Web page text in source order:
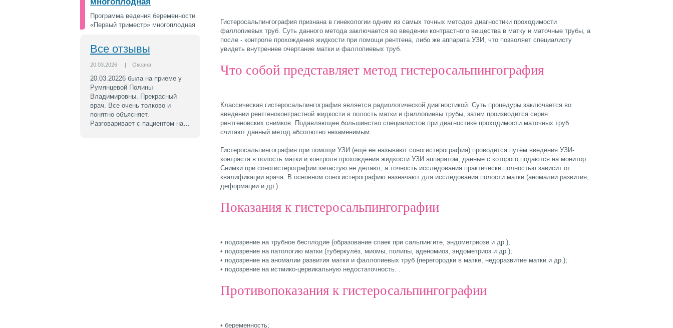
Программа ведения беременности
«Первый триместр» многоплодная
Все отзывы
20.03.2026 | Оксана
20.03.20226 была на приеме у
Румянцевой Полины
Владимировны. Прекрасный
врач. Все очень толково и
понятно объясняет.
Разговаривает с пациентом на…
Гистеросальпингография признана в гинекологии одним из самых точных методов диагностики проходимости
фаллопиевых труб. Суть данного метода заключается во введении контрастного вещества в матку и маточные трубы, а
после - контроле прохождения жидкости при помощи рентгена, либо же аппарата УЗИ, что позволяет специалисту
увидеть внутреннее очертание матки и фаллопиевых труб.
Что собой представляет метод гистеросальпингография
Классическая гистеросальпингография является радиологической диагностикой. Суть процедуры заключается во
введении рентгеноконтрастной жидкости в полость матки и фаллопиевы трубы, затем производится серия
рентгеновских снимков. Подавляющее большинство специалистов при диагностике проходимости маточных труб
считают данный метод абсолютно незаменимым.
Гистеросальпингография при помощи УЗИ (ещё ее называют соногистерография) проводится путём введения УЗИ-
контраста в полость матки и контроля прохождения жидкости УЗИ аппаратом, данные с которого подаются на монитор.
Снимки при соногистерографии зачастую не делают, а точность исследования практически полностью зависит от
квалификации врача. В основном соногистерографию назначают для исследования полости матки (аномалии развития,
деформации и др.).
Показания к гистеросальпингографии
• подозрение на трубное бесплодие (образование спаек при сальпингите, эндометриозе и др.);
• подозрение на патологию матки (туберкулёз, миомы, полипы, аденомиоз, эндометриоз и др.);
• подозрение на аномалии развития матки и фаллопиевых труб (перегородки в матке, недоразвитие матки и др.);
• подозрение на истмико-цервикальную недостаточность. .
Противопоказания к гистеросальпингографии
• беременность;